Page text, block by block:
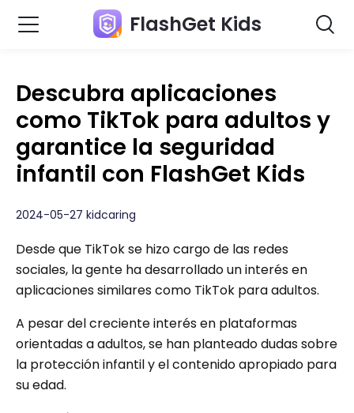
FlashGet Kids
Descubra aplicaciones
como TikTok para adultos y
garantice la seguridad
infantil con FlashGet Kids
2024-05-27 kidcaring
Desde que TikTok se hizo cargo de las redes
sociales, la gente ha desarrollado un interés en
aplicaciones similares como TikTok para adultos.
A pesar del creciente interés en plataformas
orientadas a adultos, se han planteado dudas sobre
la protección infantil y el contenido apropiado para
su edad.